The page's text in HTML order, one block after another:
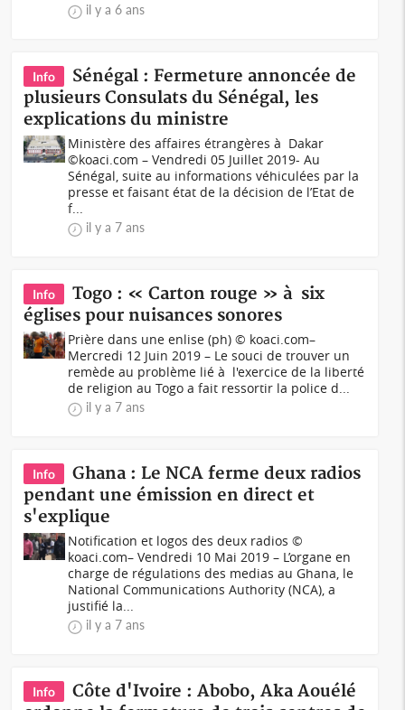
il y a 6 ans
Info
Sénégal : Fermeture annoncée de
plusieurs Consulats du Sénégal, les
explications du ministre
Ministère des affaires étrangères à Dakar
©koaci.com – Vendredi 05 Juillet 2019- Au
Sénégal, suite au informations véhiculées par la
presse et faisant état de la décision de l’Etat de
f...
il y a 7 ans
Info
Togo : « Carton rouge » à six
églises pour nuisances sonores
Prière dans une enlise (ph) © koaci.com–
Mercredi 12 Juin 2019 – Le souci de trouver un
remède au problème lié à l'exercice de la liberté
de religion au Togo a fait ressortir la police d...
il y a 7 ans
Info
Ghana : Le NCA ferme deux radios
pendant une émission en direct et
s'explique
Notification et logos des deux radios ©
koaci.com– Vendredi 10 Mai 2019 – L’organe en
charge de régulations des medias au Ghana, le
National Communications Authority (NCA), a
justifié la...
il y a 7 ans
Info
Côte d'Ivoire : Abobo, Aka Aouélé